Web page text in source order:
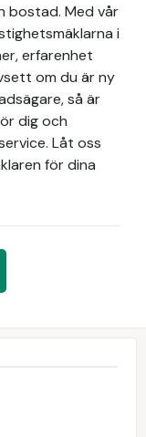
bostad. Med vår
i
erfarenhet
om du är ny
så är
dig och
Låt oss
för dina